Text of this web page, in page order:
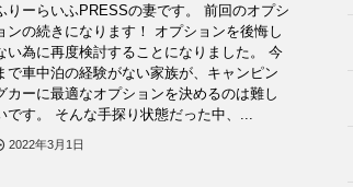
りーらいふPRESSの妻です。 前回のオプシ
ンの続きになります！ オプションを後悔し
い為に再度検討することになりました。 今
で車中泊の経験がない家族が、キャンピン
カーに最適なオプションを決めるのは難し
です。 そんな手探り状態だった中、...
2022年3月1日